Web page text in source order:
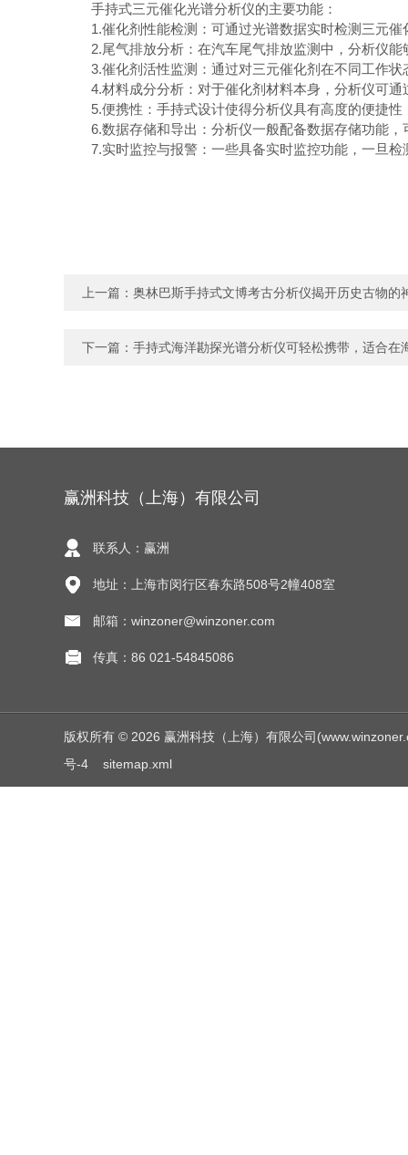
手持式三元催化光谱分析仪的主要功能：
1.催化剂性能检测：可通过光谱数据实时检测三元催
2.尾气排放分析：在汽车尾气排放监测中，分析仪能
3.催化剂活性监测：通过对三元催化剂在不同工作状
4.材料成分分析：对于催化剂材料本身，分析仪可通
5.便携性：手持式设计使得分析仪具有高度的便捷性
6.数据存储和导出：分析仪一般配备数据存储功能，
7.实时监控与报警：一些具备实时监控功能，一旦检
上一篇： 奥林巴斯手持式文博考古分析仪揭开历史古物
下一篇： 手持式海洋勘探光谱分析仪可轻松携带，适合在
赢洲科技（上海）有限公司
联系人：赢洲
地址：上海市闵行区春东路508号2幢408室
邮箱：winzoner@winzoner.com
传真：86 021-54845086
版权所有 © 2026 赢洲科技（上海）有限公司
号-4
sitemap.xml